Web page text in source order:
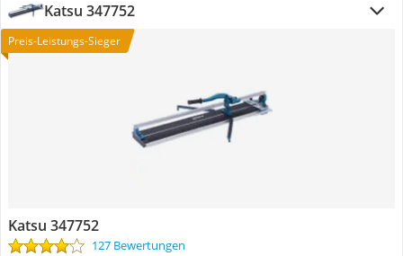
Katsu 347752
Preis-Leistungs-Sieger
Katsu 347752
127 Bewertungen